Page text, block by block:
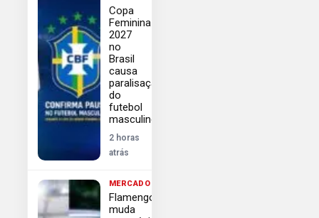
Copa
Feminina
2027
no
Brasil
causa
paralisação
do
futebol
masculino
2 horas
atrás
MERCADO
Flamengo
muda